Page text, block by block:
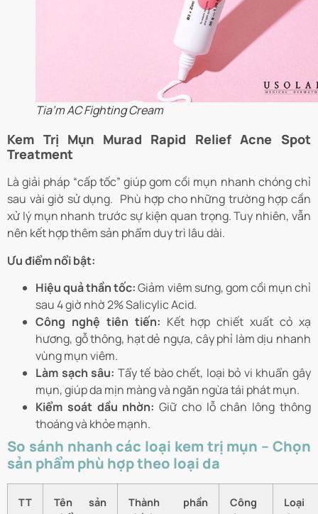
Tia’m AC Fighting Cream
Kem Trị Mụn Murad Rapid Relief Acne Spot
Treatment
Là giải pháp “cấp tốc” giúp gom cồi mụn nhanh chóng chỉ
sau vài giờ sử dụng. Phù hợp cho những trường hợp cần
xử lý mụn nhanh trước sự kiện quan trọng. Tuy nhiên, vẫn
nên kết hợp thêm sản phẩm duy trì lâu dài.
Ưu điểm nổi bật:
Hiệu quả thần tốc:Giảm viêm sưng, gom cồi mụn chỉ
sau 4 giờ nhờ 2% Salicylic Acid.
Công nghệ tiên tiến: Kết hợp chiết xuất cỏ xạ
hương, gỗ thông, hạt dẻ ngựa, cây phỉ làm dịu nhanh
vùng mụn viêm.
Làm sạch sâu: Tẩy tế bào chết, loại bỏ vi khuẩn gây
mụn, giúp da mịn màng và ngăn ngừa tái phát mụn.
Kiểm soát dầu nhờn: Giữ cho lỗ chân lông thông
thoáng và khỏe mạnh.
So sánh nhanh các loại kem trị mụn – Chọn
sản phẩm phù hợp theo loại da
TT
Tên sản
Thành phần
Công
Loại